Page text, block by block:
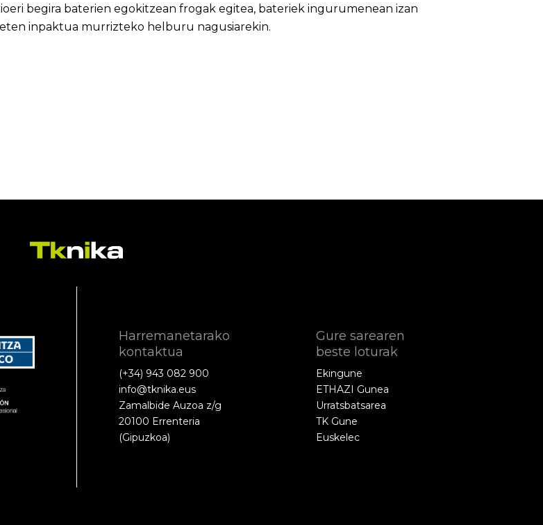
begira baterien egokitzean frogak egitea, bateriek ingurumenean izan
inpaktua murrizteko helburu nagusiarekin.
Harremanetarako
kontaktua
(+34) 943 082 900
info@tknika.eus
Zamalbide Auzoa z/g
20100 Errenteria
(Gipuzkoa)
Gure sarearen
beste loturak
Ekingune
ETHAZI Gunea
Urratsbatsarea
TK Gune
Euskelec